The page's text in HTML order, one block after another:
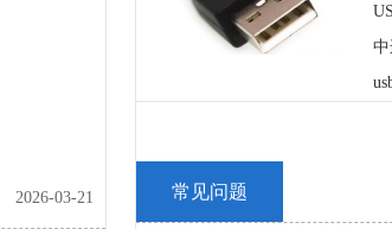
2026-03-21 常见问题